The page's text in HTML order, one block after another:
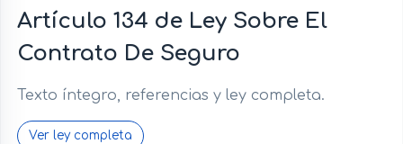
Artículo 134 de Ley Sobre El
Contrato De Seguro
Texto íntegro, referencias y ley completa.
Ver ley completa